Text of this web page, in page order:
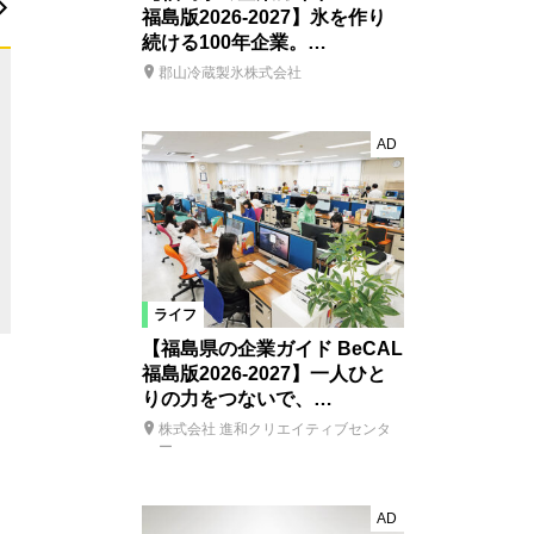
福島版2026-2027】氷を作り
続ける100年企業。…
郡山冷蔵製氷株式会社
ライフ
AD
【福島県の企業ガイド BeCAL
福島版2026-2027】一人ひと
りの力をつないで、…
株式会社 進和クリエイティブセンタ
ー
AD